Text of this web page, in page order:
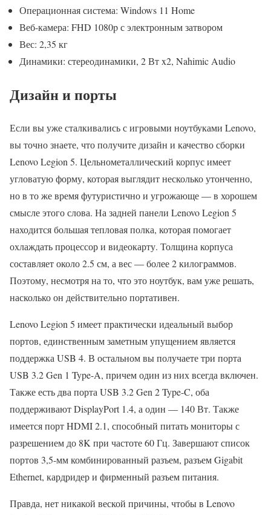
Операционная система: Windows 11 Home
Веб-камера: FHD 1080p с электронным затвором
Вес: 2,35 кг
Динамики: стереодинамики, 2 Вт x2, Nahimic Audio
Дизайн и порты
Если вы уже сталкивались с игровыми ноутбуками Lenovo,
вы точно знаете, что получите дизайн и качество сборки
Lenovo Legion 5. Цельнометаллический корпус имеет
угловатую форму, которая выглядит несколько утонченно,
но в то же время футуристично и угрожающе — в хорошем
смысле этого слова. На задней панели Lenovo Legion 5
находится большая тепловая полка, которая помогает
охлаждать процессор и видеокарту. Толщина корпуса
составляет около 2.5 см, а вес — более 2 килограммов.
Поэтому, несмотря на то, что это ноутбук, вам уже решать,
насколько он действительно портативен.
Lenovo Legion 5 имеет практически идеальный выбор
портов, единственным заметным упущением является
поддержка USB 4. В остальном вы получаете три порта
USB 3.2 Gen 1 Type-A, причем один из них всегда включен.
Также есть два порта USB 3.2 Gen 2 Type-C, оба
поддерживают DisplayPort 1.4, а один — 140 Вт. Также
имеется порт HDMI 2.1, способный питать мониторы с
разрешением до 8K при частоте 60 Гц. Завершают список
портов 3,5-мм комбинированный разъем, разъем Gigabit
Ethernet, кардридер и фирменный разъем питания.
Правда, нет никакой веской причины, чтобы в Lenovo